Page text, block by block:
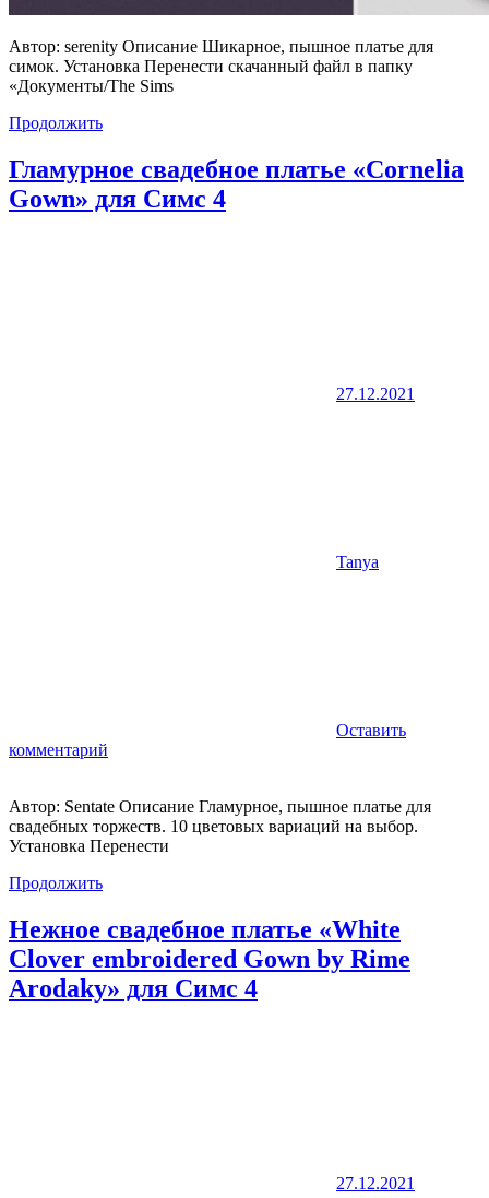
Автор: serenity Описание Шикарное, пышное платье для
симок. Установка Перенести скачанный файл в папку
«Документы/The Sims
Продолжить
Гламурное свадебное платье «Cornelia
Gown» для Симс 4
27.12.2021
Tanya
Оставить
комментарий
Автор: Sentate Описание Гламурное, пышное платье для
свадебных торжеств. 10 цветовых вариаций на выбор.
Установка Перенести
Продолжить
Нежное свадебное платье «White
Clover embroidered Gown by Rime
Arodaky» для Симс 4
27.12.2021